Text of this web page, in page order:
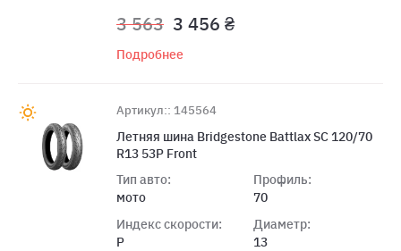
3 563 3 456 ₴
Подробнее
Артикул:: 145564
Летняя шина Bridgestone Battlax SC 120/70
R13 53P Front
Тип авто:
мото
Индекс скорости:
P
Профиль:
70
Диаметр:
13